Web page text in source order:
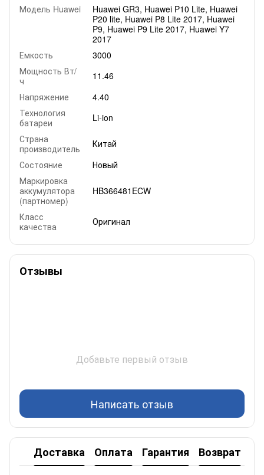
Модель Huawei
Huawei GR3, Huawei P10 Lite, Huawei
P20 lite, Huawei P8 Lite 2017, Huawei
P9, Huawei P9 Lite 2017, Huawei Y7
2017
Емкость
3000
Мощность Вт/
ч
11.46
Напряжение
4.40
Технология
батареи
Li-ion
Страна
производитель
Китай
Состояние
Новый
Маркировка
аккумулятора
(партномер)
HB366481ECW
Класс
качества
Оригинал
Отзывы
Добавьте первый отзыв
Написать отзыв
Доставка Оплата Гарантия Возврат